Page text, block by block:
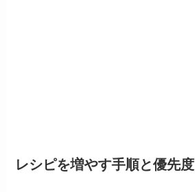
レシピを増やす手順と優先度